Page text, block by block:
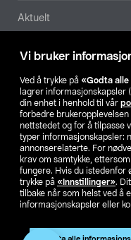
Vi bruker
Ved å trykke på «Godta alle
lagrer informasjonskapsler
din enhet i henhold til vår
forbedre
nettstedet og for å tilpasse
typer informasjonskapsler:
annonserelaterte. For
krav om samtykke,
fungere. Hvis du istedenfor
trykke på «Innstillinger».
tilbake når som helst ved å
informasjonskapsler eller
Aktuelt
Våre selskaper